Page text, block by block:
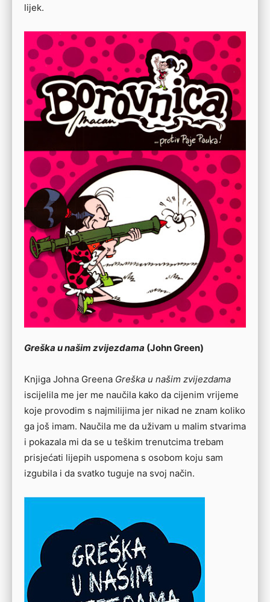
lijek.
Greška u našim zvijezdama (John Green)
Knjiga Johna Greena Greška u našim zvijezdama
iscijelila me jer me naučila kako da cijenim vrijeme
koje provodim s najmilijima jer nikad ne znam koliko
ga još imam. Naučila me da uživam u malim stvarima
i pokazala mi da se u teškim trenutcima trebam
prisjećati lijepih uspomena s osobom koju sam
izgubila i da svatko tuguje na svoj način.